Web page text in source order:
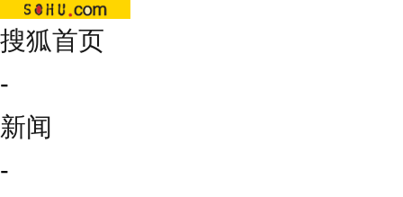
搜狐首页
-
新闻
-